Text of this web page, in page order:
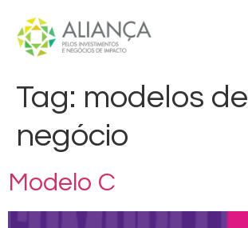
Tag: modelos de
negócio
Modelo C